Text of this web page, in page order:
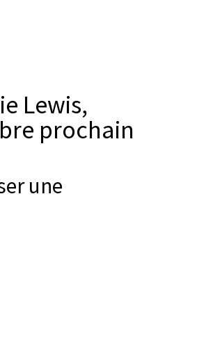
Lewis,
prochain
une